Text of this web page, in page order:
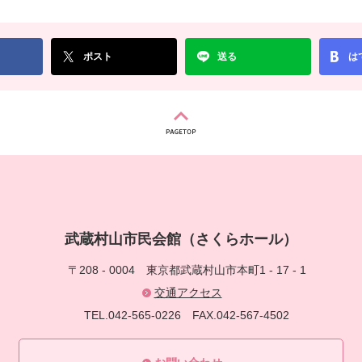
ポスト 送る は
武蔵村山市民会館（さくらホール）
〒208 - 0004 東京都武蔵村山市本町1 - 17 - 1
交通アクセス
TEL.042-565-0226 FAX.042-567-4502